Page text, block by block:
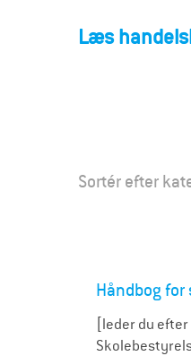
o
l
Læs
Sortér efter
Håndbog
[leder du efter